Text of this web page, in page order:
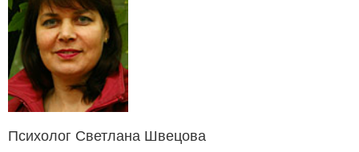
Психолог Светлана Швецова